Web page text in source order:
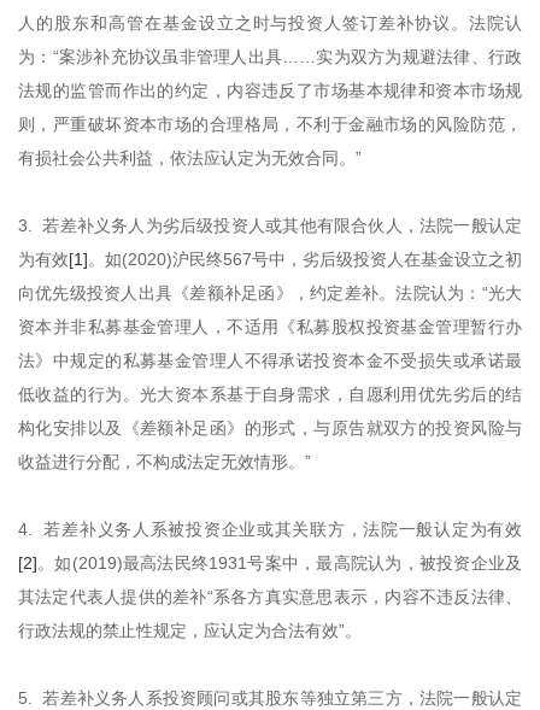
人的股东和高管在基金设立之时与投资人签订差补协议。法院认
为：“案涉补充协议虽非管理人出具……实为双方为规避法律、行政
法规的监管而作出的约定，内容违反了市场基本规律和资本市场规
则，严重破坏资本市场的合理格局，不利于金融市场的风险防范，
有损社会公共利益，依法应认定为无效合同。”
3. 若差补义务人为劣后级投资人或其他有限合伙人，法院一般认定
为有效[1]。如(2020)沪民终567号中，劣后级投资人在基金设立之初
向优先级投资人出具《差额补足函》，约定差补。法院认为：“光大
资本并非私募基金管理人，不适用《私募股权投资基金管理暂行办
法》中规定的私募基金管理人不得承诺投资本金不受损失或承诺最
低收益的行为。光大资本系基于自身需求，自愿利用优先劣后的结
构化安排以及《差额补足函》的形式，与原告就双方的投资风险与
收益进行分配，不构成法定无效情形。”
4. 若差补义务人系被投资企业或其关联方，法院一般认定为有效
[2]。如(2019)最高法民终1931号案中，最高院认为，被投资企业及
其法定代表人提供的差补“系各方真实意思表示，内容不违反法律、
行政法规的禁止性规定，应认定为合法有效”。
5. 若差补义务人系投资顾问或其股东等独立第三方，法院一般认定